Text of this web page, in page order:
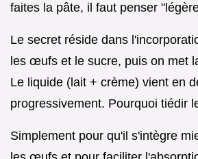
faites la pâte, il faut penser
Le secret réside dans
les œufs et le sucre, puis on met
Le liquide (lait + crème) vient en
progressivement. Pourquoi tiédir
Simplement pour qu'il s'intègre